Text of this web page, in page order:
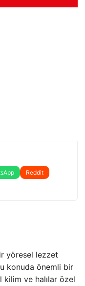
Reddit
yöresel lezzet
konuda önemli bir
kilim ve halılar özel